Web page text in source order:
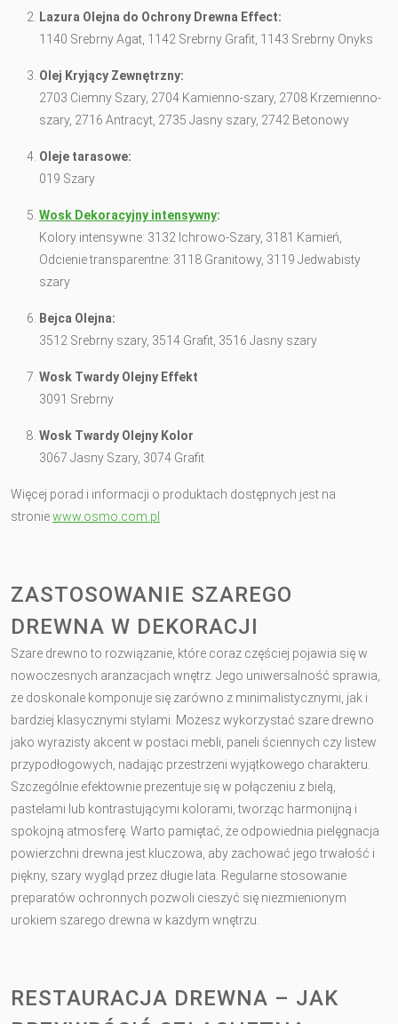
Lazura Olejna do Ochrony Drewna Effect:
1140 Srebrny Agat, 1142 Srebrny Grafit, 1143 Srebrny Onyks
Olej Kryjący Zewnętrzny:
2703 Ciemny Szary, 2704 Kamienno-szary, 2708 Krzemienno-
szary, 2716 Antracyt, 2735 Jasny szary, 2742 Betonowy
Oleje tarasowe:
019 Szary
Wosk Dekoracyjny intensywny:
Kolory intensywne: 3132 Ichrowo-Szary, 3181 Kamień,
Odcienie transparentne: 3118 Granitowy, 3119 Jedwabisty
szary
Bejca Olejna:
3512 Srebrny szary, 3514 Grafit, 3516 Jasny szary
Wosk Twardy Olejny Effekt
3091 Srebrny
Wosk Twardy Olejny Kolor
3067 Jasny Szary, 3074 Grafit
Więcej porad i informacji o produktach dostępnych jest na
stroniewww.osmo.com.pl
ZASTOSOWANIE SZAREGO
DREWNA W DEKORACJI
Szare drewno to rozwiązanie, które coraz częściej pojawia się w
nowoczesnych aranżacjach wnętrz. Jego uniwersalność sprawia,
że doskonale komponuje się zarówno z minimalistycznymi, jak i
bardziej klasycznymi stylami. Możesz wykorzystać szare drewno
jako wyrazisty akcent w postaci mebli, paneli ściennych czy listew
przypodłogowych, nadając przestrzeni wyjątkowego charakteru.
Szczególnie efektownie prezentuje się w połączeniu z bielą,
pastelami lub kontrastującymi kolorami, tworząc harmonijną i
spokojną atmosferę. Warto pamiętać, że odpowiednia pielęgnacja
powierzchni drewna jest kluczowa, aby zachować jego trwałość i
piękny, szary wygląd przez długie lata. Regularne stosowanie
preparatów ochronnych pozwoli cieszyć się niezmienionym
urokiem szarego drewna w każdym wnętrzu.
RESTAURACJA DREWNA – JAK